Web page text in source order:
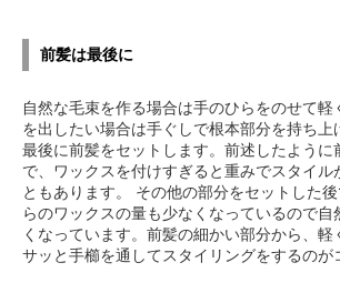
前髪は最後に
自然な毛束を作る場合は手のひらをのせて軽
を出したい場合は手ぐしで根本部分を持ち上
最後に前髪をセットします。前述したように
で、ワックスを付けすぎると重みでスタイル
ともあります。 その他の部分をセットした
らのワックスの量も少なくなっているので自
くなっています。前髪の細かい部分から、軽
サッと手櫛を通してスタイリングをするのが